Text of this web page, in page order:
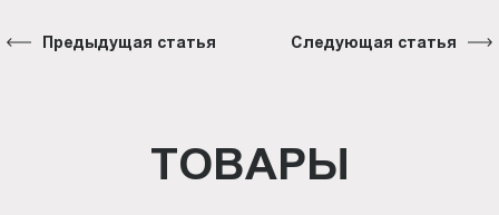
Предыдущая статья Следующая статья
ТОВАРЫ